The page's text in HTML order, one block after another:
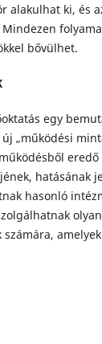
alakulhat ki, és
bővülhet.
egy
„működési
hatásának
hasonló